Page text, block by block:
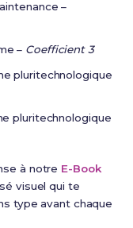
–
– Coefficient 3
pluritechnologique
pluritechnologique
à notre E-Book
visuel qui te
type avant chaque